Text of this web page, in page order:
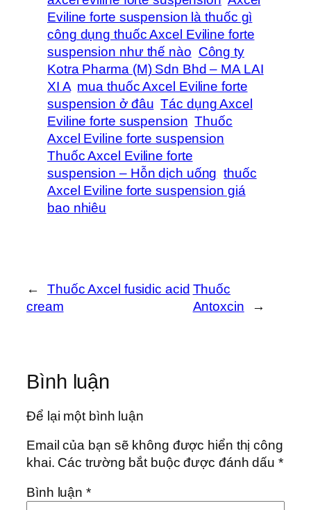
Eviline forte suspension là thuốc gì
công dụng thuốc Axcel Eviline forte
suspension như thế nào Công ty
Kotra Pharma (M) Sdn Bhd – MA LAI
XI A mua thuốc Axcel Eviline forte
suspension ở đâu Tác dụng Axcel
Eviline forte suspension Thuốc
Axcel Eviline forte suspension
Thuốc Axcel Eviline forte
suspension – Hỗn dịch uống thuốc
Axcel Eviline forte suspension giá
bao nhiêu
←
Thuốc Axcel fusidic acid
cream
Thuốc
Antoxcin
→
Bình luận
Để lại một bình luận
Email của bạn sẽ không được hiển thị công
khai. Các trường bắt buộc được đánh dấu*
Bình luận*